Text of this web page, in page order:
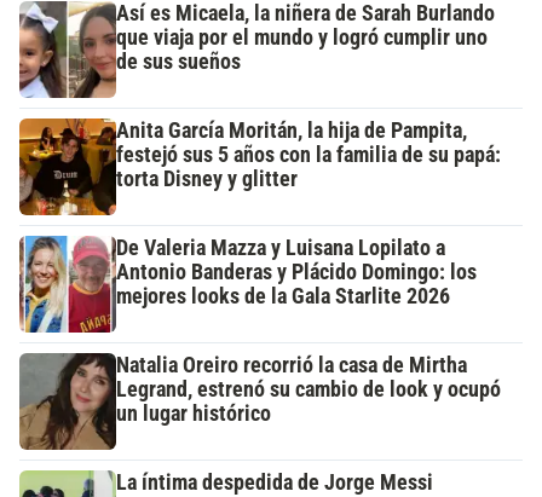
Así es Micaela, la niñera de Sarah Burlando
que viaja por el mundo y logró cumplir uno
de sus sueños
Anita García Moritán, la hija de Pampita,
festejó sus 5 años con la familia de su papá:
torta Disney y glitter
De Valeria Mazza y Luisana Lopilato a
Antonio Banderas y Plácido Domingo: los
mejores looks de la Gala Starlite 2026
Natalia Oreiro recorrió la casa de Mirtha
Legrand, estrenó su cambio de look y ocupó
un lugar histórico
La íntima despedida de Jorge Messi